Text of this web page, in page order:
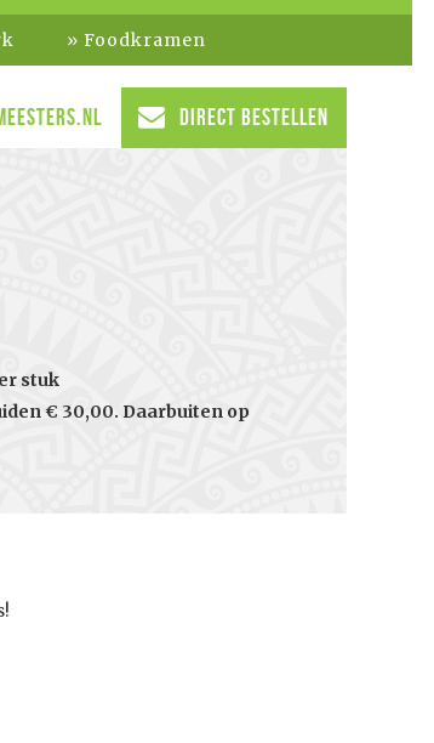
Foodkramen
Direct Bestellen
stuk
€ 30,00. Daarbuiten op